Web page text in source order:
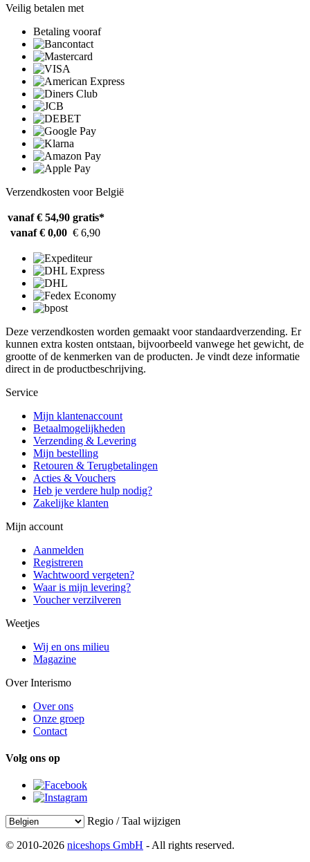
Veilig betalen met
Betaling vooraf
Verzendkosten voor België
vanaf € 54,90 gratis*
vanaf € 0,00 € 6,90
Deze verzendkosten worden gemaakt voor standaardverzending. Er
kunnen extra kosten ontstaan, bijvoorbeeld vanwege het gewicht, de
grootte of de kenmerken van de producten. Je vindt deze informatie
direct in de productbeschrijving.
Service
Mijn klantenaccount
Betaalmogelijkheden
Verzending & Levering
Mijn bestelling
Retouren & Terugbetalingen
Acties & Vouchers
Heb je verdere hulp nodig?
Zakelijke klanten
Mijn account
Aanmelden
Registreren
Wachtwoord vergeten?
Waar is mijn levering?
Voucher verzilveren
Weetjes
Wij en ons milieu
Magazine
Over Interismo
Over ons
Onze groep
Contact
Volg ons op
Regio / Taal wijzigen
© 2010-2026 niceshops GmbH - All rights reserved.